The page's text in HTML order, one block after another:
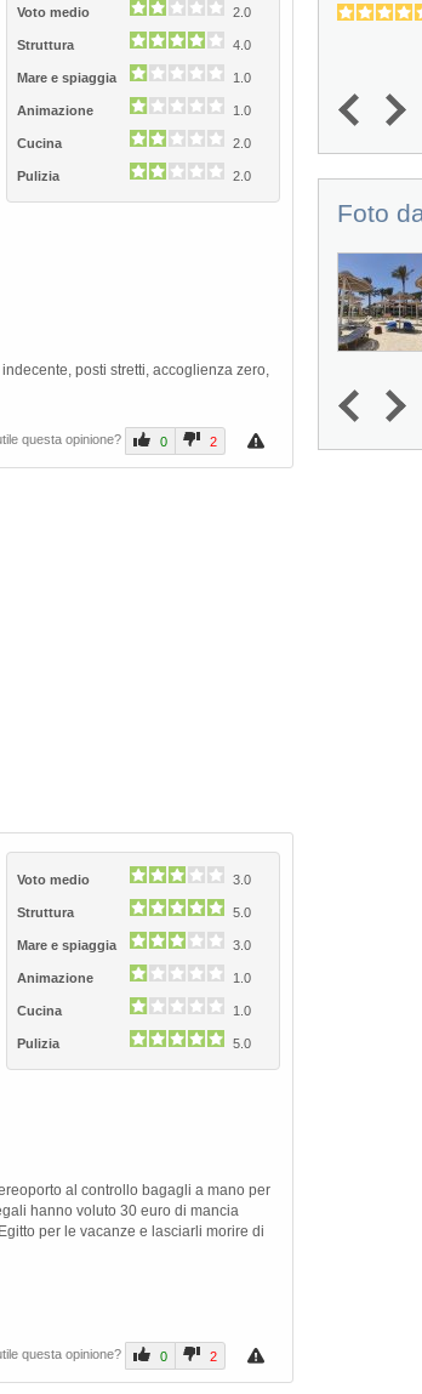
Voto medio
2.0
Struttura 4.0
Mare e spiaggia 1.0
Animazione 1.0
Cucina 2.0
Pulizia 2.0
posti stretti, accoglienza zero,
questa opinione? 0 2
Voto medio
3.0
Struttura 5.0
Mare e spiaggia 3.0
Animazione 1.0
Cucina 1.0
Pulizia 5.0
al controllo bagagli a mano per
hanno voluto 30 euro di mancia
per le vacanze e lasciarli morire di
questa opinione? 0 2
2.4 4.7
Foto